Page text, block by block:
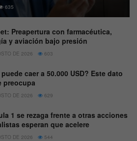
635
Preapertura con farmacéutica,
y aviación bajo presión
DE 2026 603
caer a 50.000 USD? Este dato
preocupa
DE 2026 629
1 se rezaga frente a otras acciones
esperan que acelere
DE 2026 544